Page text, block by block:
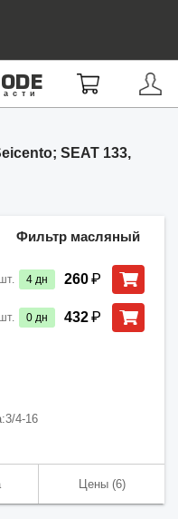
SEAT 133,
Фильтр масляный
4 дн 260₽
0 дн 432₽
3/4-16
Цены(6)